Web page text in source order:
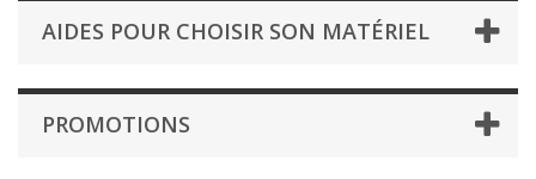
AIDES POUR CHOISIR SON MATÉRIEL
PROMOTIONS